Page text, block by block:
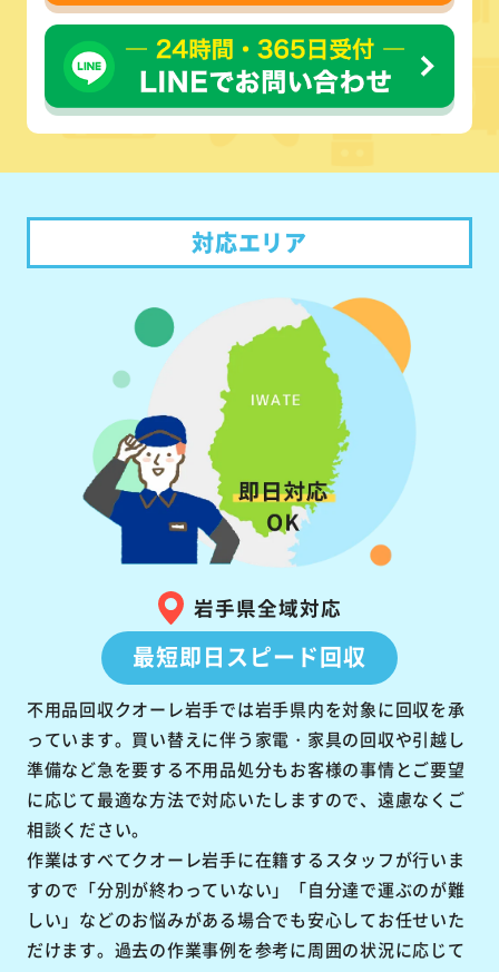
対応エリア
岩手県全域対応
最短即日スピード回収
不用品回収クオーレ岩手では岩手県内を対象に回収を承
っています。買い替えに伴う家電・家具の回収や引越し
準備など急を要する不用品処分もお客様の事情とご要望
に応じて最適な方法で対応いたしますので、遠慮なくご
相談ください。
作業はすべてクオーレ岩手に在籍するスタッフが行いま
すので「分別が終わっていない」「自分達で運ぶのが難
しい」などのお悩みがある場合でも安心してお任せいた
だけます。過去の作業事例を参考に周囲の状況に応じて